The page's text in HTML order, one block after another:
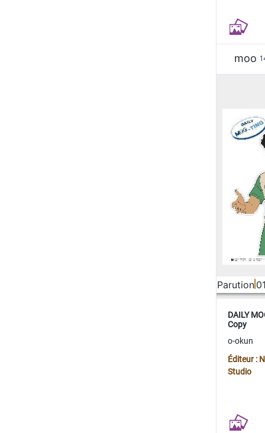
moo
Parution
DAILY
Copy
o-okun
Éditeur :
Studio